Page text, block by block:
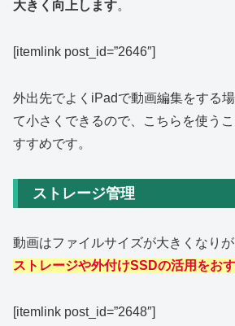
大きく向上します。
[itemlink post_id=”2646″]
外出先でよくiPadで動画編集をする
て小さくできるので、こちらを使う
すすめです。
ストレージ管理
動画はファイルサイズが大きくなりが
ストレージや外付けSSDの活用をお
[itemlink post_id=”2648″]